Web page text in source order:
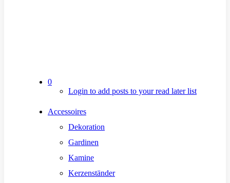
0
Login to add posts to your read later list
Accessoires
Dekoration
Gardinen
Kamine
Kerzenständer